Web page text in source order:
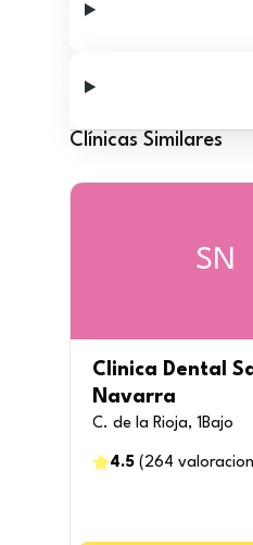
Clínicas Similares
SN
Clinica Dental
Navarra
C. de la Rioja, 1Bajo
4.5 ( 264